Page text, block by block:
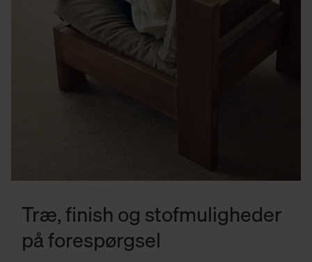
Træ, finish og stofmuligheder
på forespørgsel